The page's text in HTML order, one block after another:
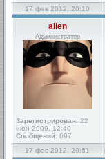
17 фев 2012, 20:10
alien
Администратор
Зарегистрирован: 22
июн 2009, 12:40
Сообщений: 697
17 фев 2012, 20:51